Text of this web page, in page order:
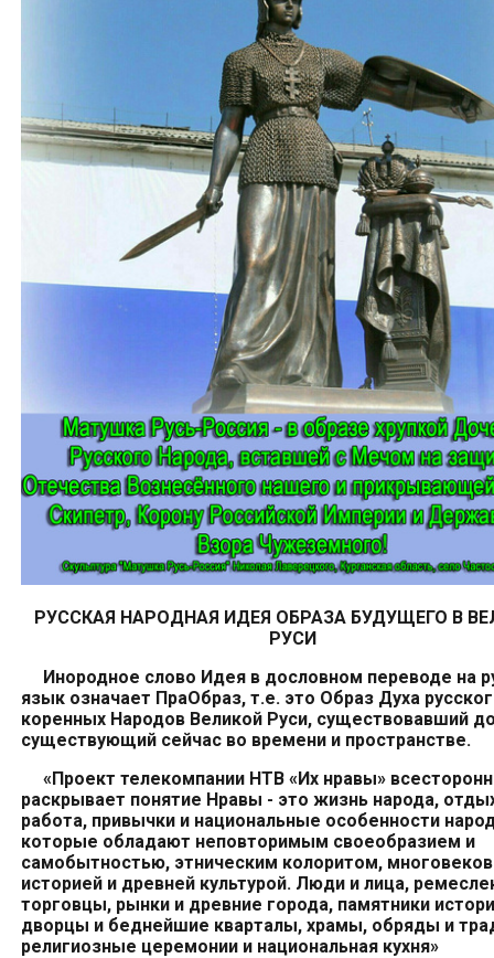
РУССКАЯ НАРОДНАЯ ИДЕЯ ОБРАЗА БУДУЩЕГО В
РУСИ
Инородное слово Идея в дословном переводе на
язык означает ПраОбраз, т.е. это Образ Духа р
коренных Народов Великой Руси, существовавший
существующий сейчас во времени и пространстве.
«Проект телекомпании НТВ «Их нравы»
раскрывает понятие Нравы - это жизнь народа,
работа, привычки и национальные особенности
которые обладают неповторимым своеобразием и
самобытностью, этническим колоритом,
историей и древней культурой. Люди и лица,
торговцы, рынки и древние города, памятники
дворцы и беднейшие кварталы, храмы, обряды и
религиозные церемонии и национальная кухня»